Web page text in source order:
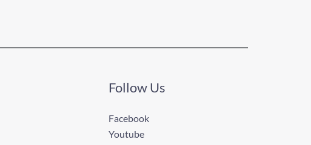
Follow Us
Facebook
Youtube